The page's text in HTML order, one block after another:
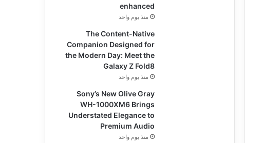
enhanced
منذ يوم واحد
The Content-Native
Companion Designed for
the Modern Day: Meet the
Galaxy Z Fold8
منذ يوم واحد
Sony’s New Olive Gray
WH-1000XM6 Brings
Understated Elegance to
Premium Audio
منذ يوم واحد